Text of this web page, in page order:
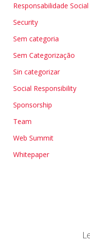
Responsabilidade Social
Security
Sem categoria
Sem Categorização
Sin categorizar
Social Responsibility
Sponsorship
Team
Web Summit
Whitepaper